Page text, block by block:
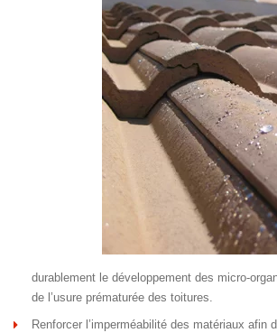
durablement le développement des micro-
de l’usure prématurée des toitures.
Renforcer l’imperméabilité des matériaux afin